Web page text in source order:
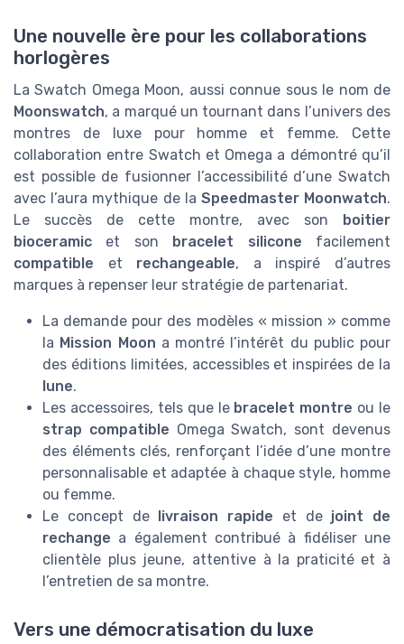
Une nouvelle ère pour les collaborations
horlogères
La Swatch Omega Moon, aussi connue sous le nom de
Moonswatch, a marqué un tournant dans l’univers des
montres de luxe pour homme et femme. Cette
collaboration entre Swatch et Omega a démontré qu’il
est possible de fusionner l’accessibilité d’une Swatch
avec l’aura mythique de la Speedmaster Moonwatch.
Le succès de cette montre, avec son boitier
bioceramic et son bracelet silicone facilement
compatible et rechangeable, a inspiré d’autres
marques à repenser leur stratégie de partenariat.
La demande pour des modèles « mission » comme
la Mission Moon a montré l’intérêt du public pour
des éditions limitées, accessibles et inspirées de la
lune.
Les accessoires, tels que le bracelet montre ou le
strap compatible Omega Swatch, sont devenus
des éléments clés, renforçant l’idée d’une montre
personnalisable et adaptée à chaque style, homme
ou femme.
Le concept de livraison rapide et de joint de
rechange a également contribué à fidéliser une
clientèle plus jeune, attentive à la praticité et à
l’entretien de sa montre.
Vers une démocratisation du luxe